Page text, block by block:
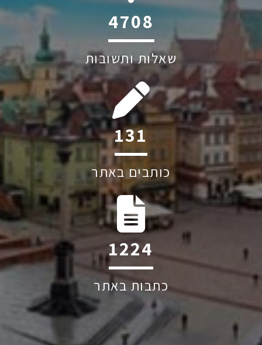
6045
שאלות ותשובות
240
כותבים באתר
2231
כתבות באתר